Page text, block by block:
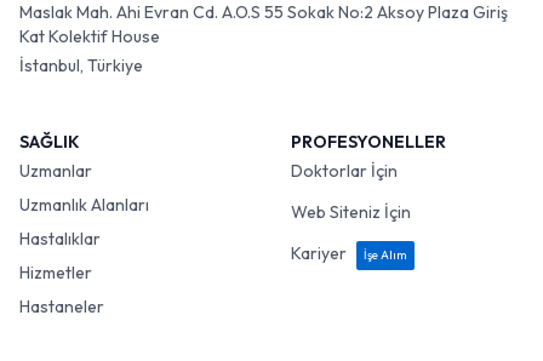
Maslak Mah. Ahi Evran Cd. A.O.S 55 Sokak No:2 Aksoy Plaza Giriş
Kat Kolektif House
İstanbul, Türkiye
SAĞLIK
Uzmanlar
Uzmanlık Alanları
Hastalıklar
Hizmetler
Hastaneler
PROFESYONELLER
Doktorlar İçin
Web Siteniz İçin
Kariyer
İşe Alım